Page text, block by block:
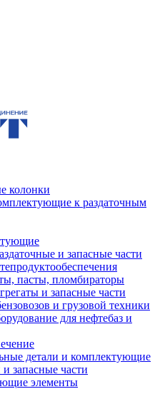
колонки
к раздаточным
и запасные части
пасты, пломбираторы
и запасные части
и грузовой техники
для нефтебаз и
детали и комплектующие
запасные части
элементы